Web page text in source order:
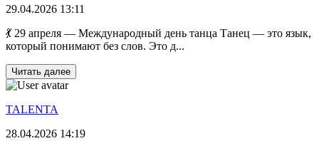
29.04.2026 13:11
💃 29 апреля — Международный день танца Танец — это язык,
который понимают без слов. Это д...
Читать далее
TALENTA
28.04.2026 14:19